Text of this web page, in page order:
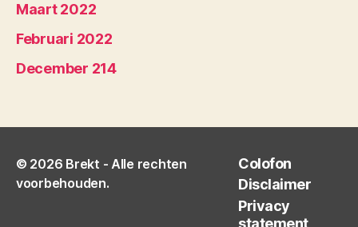
Maart 2022
Februari 2022
December 214
© 2026 Brekt - Alle rechten
voorbehouden.
Colofon
Disclaimer
Privacy
statement